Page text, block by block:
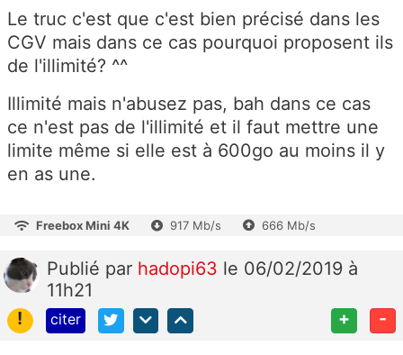
Le truc c'est que c'est bien précisé dans les
CGV mais dans ce cas pourquoi proposent ils
de l'illimité? ^^
Illimité mais n'abusez pas, bah dans ce cas
ce n'est pas de l'illimité et il faut mettre une
limite même si elle est à 600go au moins il y
en as une.
Freebox Mini 4K 917 Mb/s 666 Mb/s
Publié par hadopi63 le 06/02/2019 à
11h21
!
citer + -